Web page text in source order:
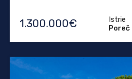
1.300.000€
Istrie
Poreč